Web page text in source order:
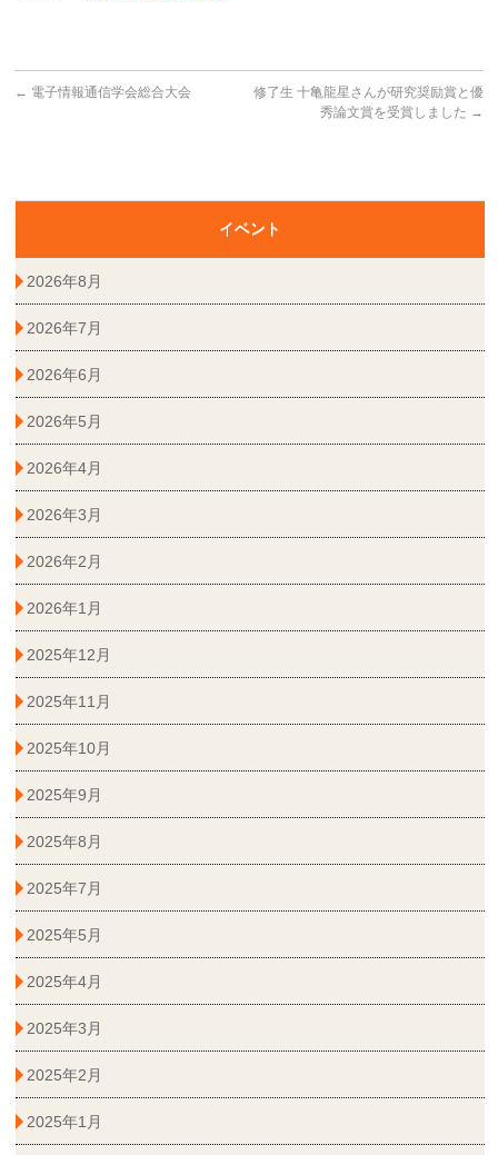
← 電子情報通信学会総合大会
修了生 十亀龍星さんが研究奨励賞と優
秀論文賞を受賞しました →
イベント
2026年8月
2026年7月
2026年6月
2026年5月
2026年4月
2026年3月
2026年2月
2026年1月
2025年12月
2025年11月
2025年10月
2025年9月
2025年8月
2025年7月
2025年5月
2025年4月
2025年3月
2025年2月
2025年1月